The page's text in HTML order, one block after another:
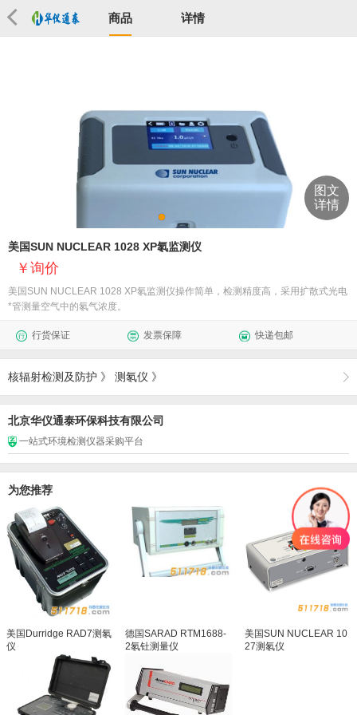
商品 详情
图文
详情
美国SUN NUCLEAR 1028 XP氡监测仪
询价
美国SUN NUCLEAR 1028 XP氡监测仪操作简单，检测精度高，采用扩散式光电
*管测量空气中的氡气浓度。
行货保证 发票保障 快递包邮
核辐射检测及防护 》 测氡仪 》
北京华仪通泰环保科技有限公司
一站式环境检测仪器采购平台
为您推荐
美国Durridge RAD7测氡
仪
德国SARAD RTM1688-
2氡钍测量仪
美国SUN NUCLEAR 10
27测氡仪